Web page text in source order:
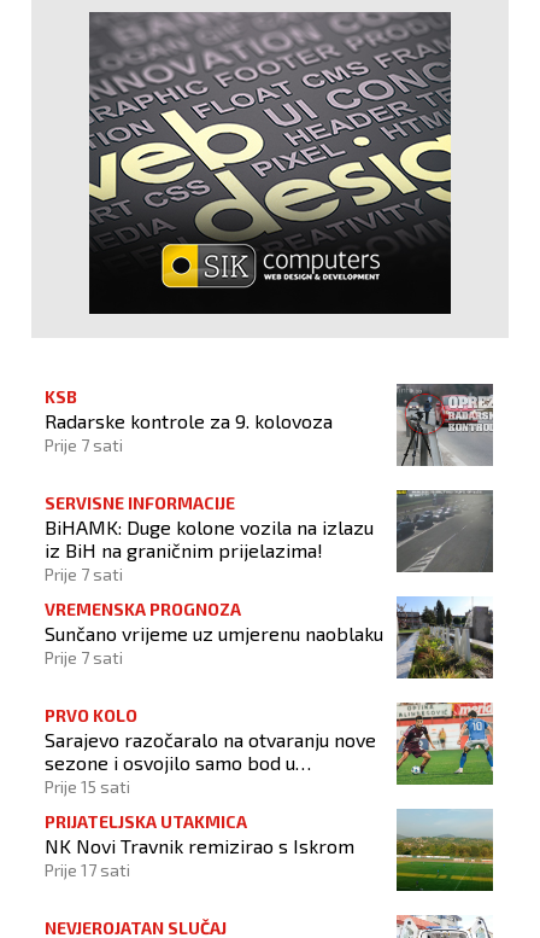
KSB
Radarske kontrole za 9. kolovoza
Prije 7 sati
SERVISNE INFORMACIJE
BiHAMK: Duge kolone vozila na izlazu
iz BiH na graničnim prijelazima!
Prije 7 sati
VREMENSKA PROGNOZA
Sunčano vrijeme uz umjerenu naoblaku
Prije 7 sati
PRVO KOLO
Sarajevo razočaralo na otvaranju nove
sezone i osvojilo samo bod u
Vrapčićima
Prije 15 sati
PRIJATELJSKA UTAKMICA
NK Novi Travnik remizirao s Iskrom
Prije 17 sati
NEVJEROJATAN SLUČAJ